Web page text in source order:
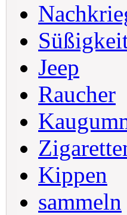
Jeep
Raucher
Kippen
sammeln